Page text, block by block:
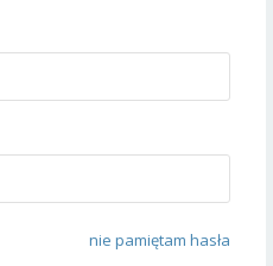
nie pamiętam hasła